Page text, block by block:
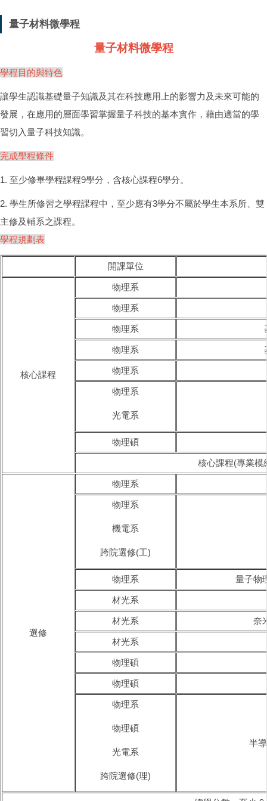
量子材料微學程
量子材料微學程
學程目的與特色
讓學生認識基礎量子知識及其在科技應用上的影響力及未來可能的
發展，在應用的層面學習掌握量子科技的基本實作，藉由適當的學
習切入量子科技知識。
完成學程條件
1. 至少修畢學程課程9學分，含核心課程6學分。
2. 學生所修習之學程課程中，至少應有3學分不屬於學生本系所、雙
主修及輔系之課程。
學程規劃表
開課單位
核心課程
物理系
物理系
物理系
物理系
物理系
物理系
光電系
物理碩
核心課程(專業模
選修
物理系
物理系
機電系
跨院選修(工)
物理系 量子物
材光系
材光系 奈
材光系
物理碩
物理碩
物理系
物理碩
光電系
跨院選修(理)
半